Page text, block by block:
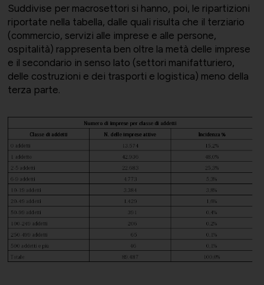
Suddivise per macrosettori si hanno, poi, le ripartizioni
riportate nella tabella, dalle quali risulta che il terziario
(commercio, servizi alle imprese e alle persone,
ospitalità) rappresenta ben oltre la metà delle imprese
e il secondario in senso lato (settori manifatturiero,
delle costruzioni e dei trasporti e logistica) meno della
terza parte.
Certificazioni
Convenzioni
Comunicati Stampa
UNIONALIMENTARI
Salute, Università e Ricerca
Turismo e Cultura
Energia e sostenibilità
Affari generali
Offerte di lavoro